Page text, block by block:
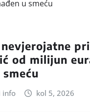
od milijun
info kol 5, 2026